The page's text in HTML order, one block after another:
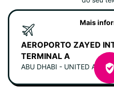
AEROPORTO ZAYED
TERMINAL A
ABU DHABI - UNITED ARAB
Mais